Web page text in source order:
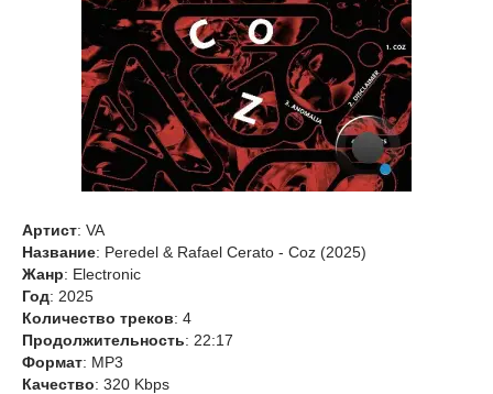
Артист: VA
Название: Peredel & Rafael Cerato - Coz (2025)
Жанр: Electronic
Год: 2025
Количество треков: 4
Продолжительность: 22:17
Формат: MP3
Качество: 320 Kbps